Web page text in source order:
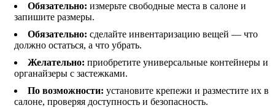
Обязательно: измерьте свободные места в салоне и
запишите размеры.
Обязательно: сделайте инвентаризацию вещей — что
должно остаться, а что убрать.
Желательно: приобретите универсальные контейнеры и
органайзеры с застежками.
По возможности: установите крепежи и разместите их в
салоне, проверяя доступность и безопасность.